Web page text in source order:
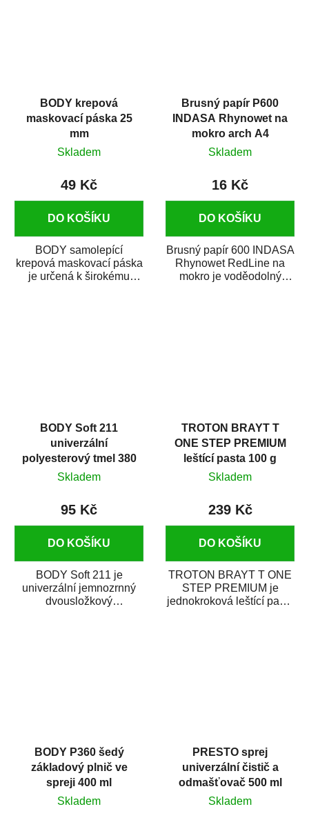
BODY krepová
maskovací páska 25
mm
Skladem
49 Kč
DO KOŠÍKU
BODY samolepící
krepová maskovací páska
je určená k širokému
Brusný papír P600
INDASA Rhynowet na
mokro arch A4
Skladem
16 Kč
DO KOŠÍKU
Brusný papír 600 INDASA
Rhynowet RedLine na
mokro je voděodolný
BODY Soft 211
univerzální
polyesterový tmel 380
g
Skladem
95 Kč
DO KOŠÍKU
BODY Soft 211 je
univerzální jemnozrnný
dvousložkový
TROTON BRAYT T
ONE STEP PREMIUM
leštící pasta 100 g
Skladem
239 Kč
DO KOŠÍKU
TROTON BRAYT T ONE
STEP PREMIUM je
jednokroková leštící pasta
BODY P360 šedý
základový plnič ve
spreji 400 ml
Skladem
PRESTO sprej
univerzální čistič a
odmašťovač 500 ml
Skladem